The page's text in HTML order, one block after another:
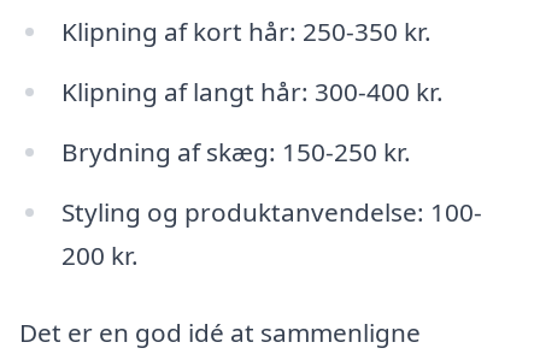
Klipning af kort hår: 250-350 kr.
Klipning af langt hår: 300-400 kr.
Brydning af skæg: 150-250 kr.
Styling og produktanvendelse: 100-
200 kr.
Det er en god idé at sammenligne